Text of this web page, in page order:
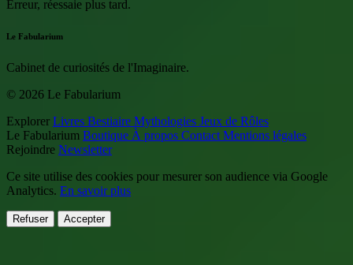
Erreur, réessaie plus tard.
Le Fabularium
Cabinet de curiosités de l'Imaginaire.
© 2026 Le Fabularium
Explorer Livres Bestiaire Mythologies Jeux de Rôles
Le Fabularium Boutique À propos Contact Mentions légales
Rejoindre Newsletter
Ce site utilise des cookies pour mesurer son audience via Google
Analytics. En savoir plus
Refuser Accepter